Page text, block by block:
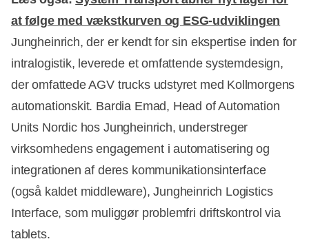
at følge med vækstkurven og ESG-udviklingen
Jungheinrich, der er kendt for sin ekspertise inden for
intralogistik, leverede et omfattende systemdesign,
der omfattede AGV trucks udstyret med Kollmorgens
automationskit. Bardia Emad, Head of Automation
Units Nordic hos Jungheinrich, understreger
virksomhedens engagement i automatisering og
integrationen af deres kommunikationsinterface
(også kaldet middleware), Jungheinrich Logistics
Interface, som muliggør problemfri driftskontrol via
tablets.